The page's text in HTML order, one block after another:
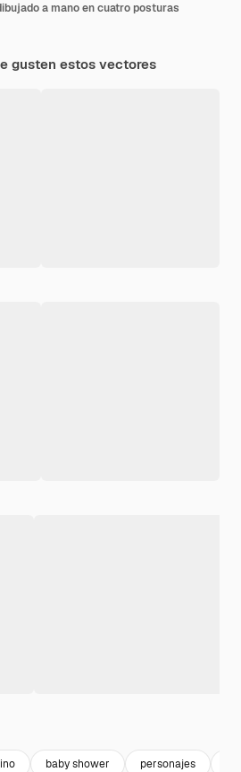
a mano en cuatro posturas
gusten estos vectores
baby shower personajes